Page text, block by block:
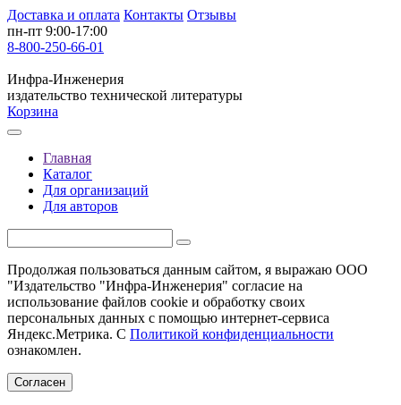
Доставка и оплата Контакты Отзывы
пн-пт 9:00-17:00
8-800-250-66-01
Инфра-Инженерия
издательство технической литературы
Корзина
Главная
Каталог
Для организаций
Для авторов
Продолжая пользоваться данным сайтом, я выражаю ООО
"Издательство "Инфра-Инженерия" согласие на
использование файлов cookie и обработку своих
персональных данных с помощью интернет-сервиса
Яндекс.Метрика. С Политикой конфиденциальности
ознакомлен.
Согласен